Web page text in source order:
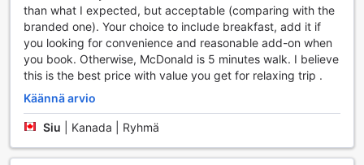
auttaa sinua hankkimaan pääsyliput erilaisiin aktiviteetteihin
ja kiertoajeluille. My Story Hotel Rossio on täydellinen
valinta, jos arvostat kätevää ja tehokasta liikennepalvelua
lomasi aikana.
My Story Hotel Rossion Huoneen Mukavuudet
My Story Hotel Rossiossa jokainen huone on suunniteltu
Huoneet ovat varustettu ilmastoinnilla, joka takaa
than what I expected, but acceptable (comparing with the
branded one). Your choice to include breakfast, add it if
you looking for convenience and reasonable add-on when
you book. Otherwise, McDonald is 5 minutes walk. I believe
this is the best price with value you get for relaxing trip .
Käännä arvio
Siu Kanada | Ryhmä